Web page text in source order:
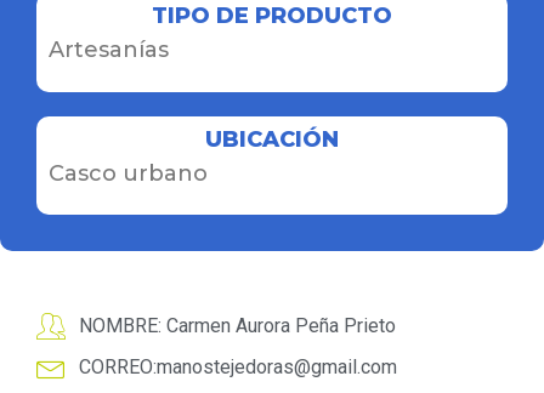
TIPO DE PRODUCTO
Artesanías
UBICACIÓN
Casco urbano
NOMBRE: Carmen Aurora Peña Prieto
CORREO:manostejedoras@gmail.com